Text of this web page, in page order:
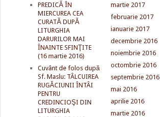
PREDICĂ ÎN
MIERCUREA CEA
CURATĂ DUPĂ
LITURGHIA
DARURILOR MAI
ÎNAINTE SFINŢITE
(16 martie 2016)
Cuvânt de folos după
Sf. Maslu: TÂLCUIREA
RUGĂCIUNII ÎNTÂI
PENTRU
CREDINCIOŞI DIN
LITURGHIA
martie 2017
februarie 2017
ianuarie 2017
decembrie 2016
noiembrie 2016
octombrie 2016
septembrie 2016
mai 2016
aprilie 2016
martie 2016